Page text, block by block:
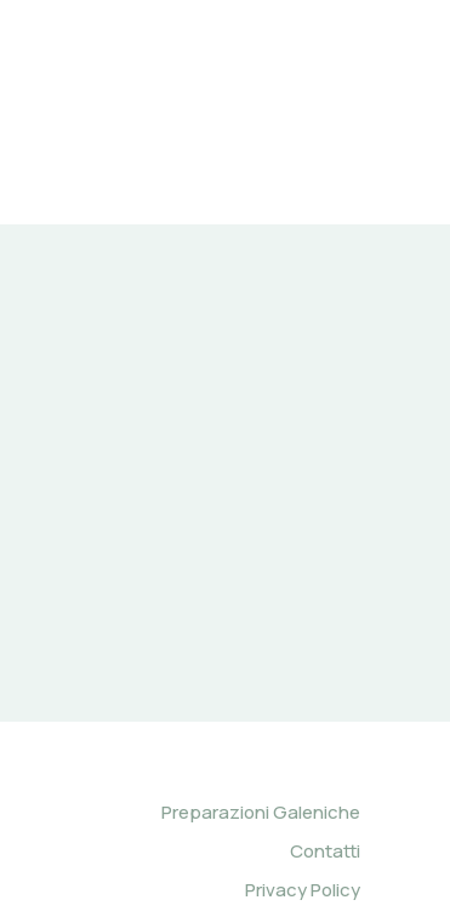
Preparazioni Galeniche
Contatti
Privacy Policy